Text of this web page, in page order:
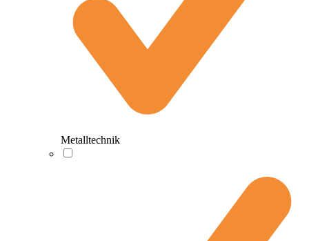
Metalltechnik